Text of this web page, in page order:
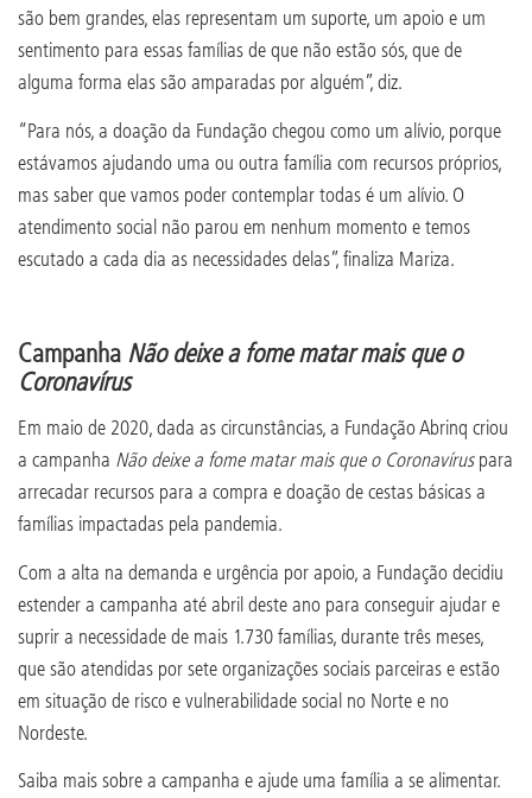
são bem grandes, elas representam um suporte, um apoio e um
sentimento para essas famílias de que não estão sós, que de
alguma forma elas são amparadas por alguém”, diz.
“Para nós, a doação da Fundação chegou como um alívio, porque
estávamos ajudando uma ou outra família com recursos próprios,
mas saber que vamos poder contemplar todas é um alívio. O
atendimento social não parou em nenhum momento e temos
escutado a cada dia as necessidades delas”, finaliza Mariza.
Campanha Não deixe a fome matar mais que o
Coronavírus
Em maio de 2020, dada as circunstâncias, a Fundação Abrinq criou
a campanha Não deixe a fome matar mais que o Coronavíruspara
arrecadar recursos para a compra e doação de cestas básicas a
famílias impactadas pela pandemia.
Com a alta na demanda e urgência por apoio, a Fundação decidiu
estender a campanha até abril deste ano para conseguir ajudar e
suprir a necessidade de mais 1.730 famílias, durante três meses,
que são atendidas por sete organizações sociais parceiras e estão
em situação de risco e vulnerabilidade social no Norte e no
Nordeste.
Saiba mais sobre a campanha e ajude uma família a se alimentar.